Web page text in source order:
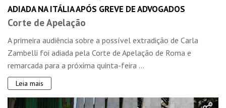
ADIADA NA ITÁLIA APÓS GREVE DE ADVOGADOS
Corte de Apelação
A primeira audiência sobre a possível extradição de Carla
Zambelli foi adiada pela Corte de Apelação de Roma e
remarcada para a próxima quinta-feira ...
Leia mais